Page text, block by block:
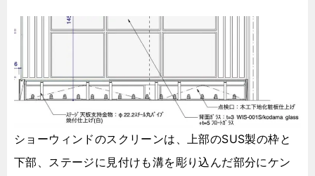
ショーウィンドのスクリーンは、上部のSUS製の枠と
下部、ステージに見付けも溝を彫り込んだ部分にケン